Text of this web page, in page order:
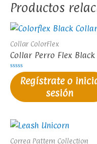
Productos
Collar ColorFlex
Collar Perro Flex Black
Valorado
en
0
de
5
Regístrate o
sesión
Correa Pattern Collection